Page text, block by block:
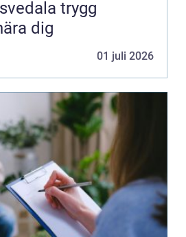
trygg
dig
01 juli 2026